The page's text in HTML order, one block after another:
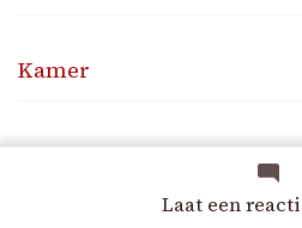
Laat een
Kamer
Kantoor